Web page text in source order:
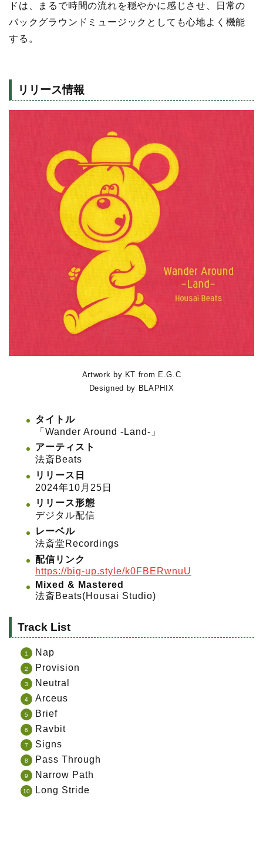
ドは、まるで時間の流れを穏やかに感じさせ、日常の
バックグラウンドミュージックとしても心地よく機能
する。
リリース情報
Artwork by KT from E.G.C
Designed by BLAPHIX
タイトル
「Wander Around -Land-」
アーティスト
法斎Beats
リリース日
2024年10月25日
リリース形態
デジタル配信
レーベル
法斎堂Recordings
配信リンク
https://big-up.style/k0FBERwnuU
Mixed & Mastered
法斎Beats(Housai Studio)
Track List
Nap
Provision
Neutral
Arceus
Brief
Ravbit
Signs
Pass Through
Narrow Path
Long Stride